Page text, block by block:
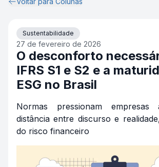
Sustentabilidade
27 de fevereiro de 2026
O desconforto
IFRS S1 e S2 e a
ESG no Brasil
Normas pressionam
distância entre discurso e
do risco financeiro